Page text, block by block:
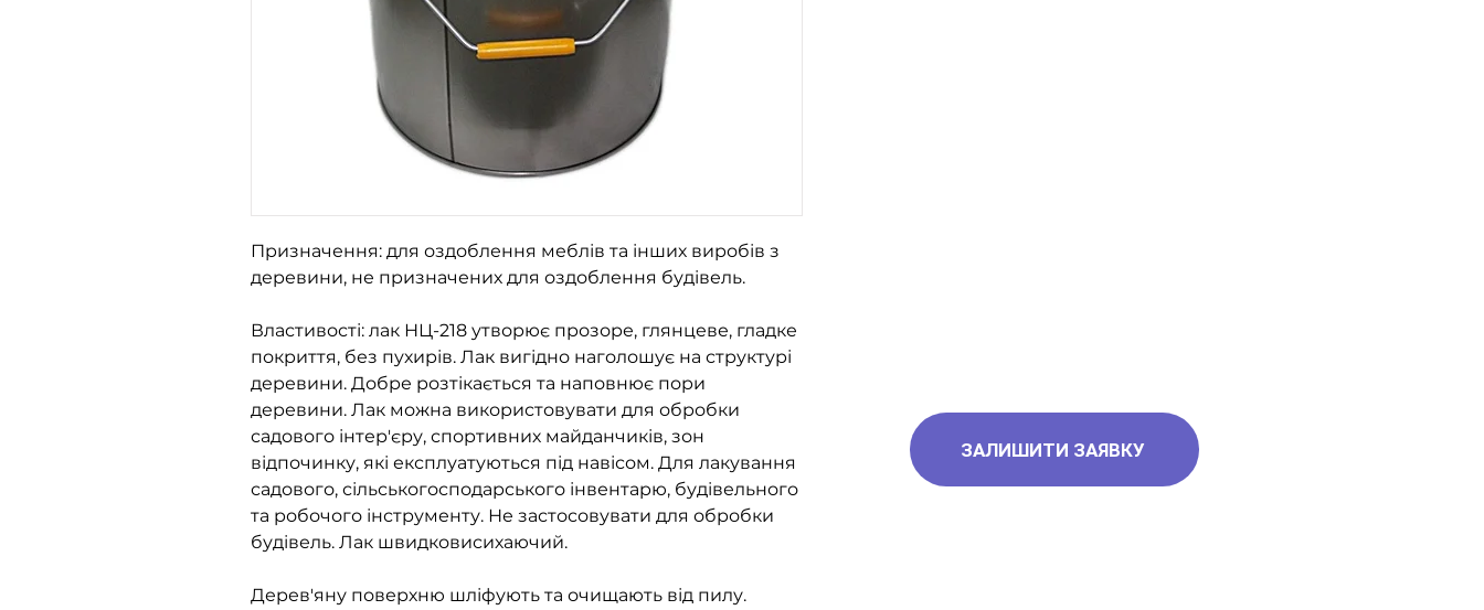
Призначення: для оздоблення меблів та інших виробів з
деревини, не призначених для оздоблення будівель.
Властивості: лак НЦ-218 утворює прозоре, глянцеве, гладке
покриття, без пухирів. Лак вигідно наголошує на структурі
деревини. Добре розтікається та наповнює пори
деревини. Лак можна використовувати для обробки
садового інтер'єру, спортивних майданчиків, зон
відпочинку, які експлуатуються під навісом. Для лакування
садового, сільськогосподарського інвентарю, будівельного
та робочого інструменту. Не застосовувати для обробки
будівель. Лак швидковисихаючий.
Дерев'яну поверхню шліфують та очищають від пилу.
ЗАЛИШИТИ ЗАЯВКУ